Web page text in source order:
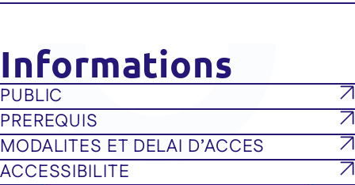
Informations
PUBLIC
PREREQUIS
MODALITES ET DELAI D’ACCES
ACCESSIBILITE